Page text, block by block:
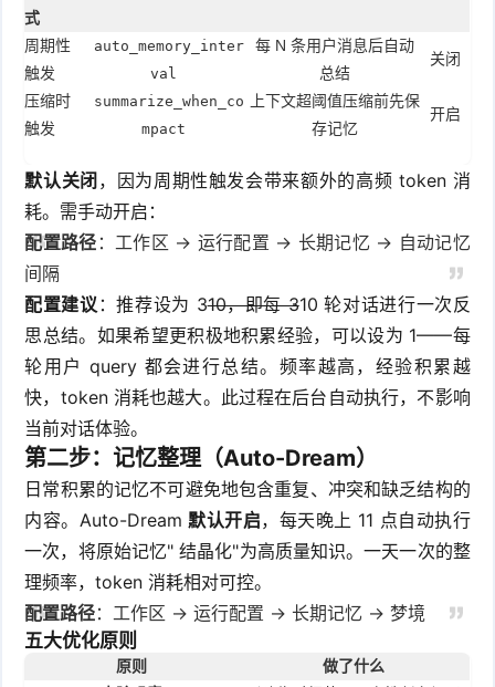
式
周期性
触发
auto_memory_inter
val
每 N 条用户消息后自动
总结
关闭
压缩时
触发
summarize_when_co
mpact
上下文超阈值压缩前先保
存记忆
开启
默认关闭 ，因为周期性触发会带来额外的高频 token 消
耗。需手动开启：
配置路径 ：工作区 → 运行配置 → 长期记忆 → 自动记忆
间隔
配置建议 ：推荐设为 310，即每 310 轮对话进行一次反
思总结。如果希望更积极地积累经验，可以设为 1——每
轮用户 query 都会进行总结。频率越高，经验积累越
快，token 消耗也越大。此过程在后台自动执行，不影响
当前对话体验。
第二步：记忆整理（Auto-Dream）
日常积累的记忆不可避免地包含重复、冲突和缺乏结构的
内容。Auto-Dream 默认开启，每天晚上 11 点自动执行
一次，将原始记忆" 结晶化"为高质量知识。一天一次的整
理频率，token 消耗相对可控。
配置路径：工作区 → 运行配置 → 长期记忆 → 梦境
五大优化原则
原则
做了什么